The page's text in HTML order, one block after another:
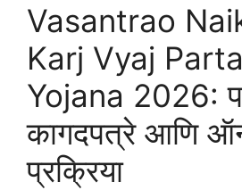
Vasantrao
Karj Vyaj
Yojana 2026:
कागदपत्रे आणि
प्रक्रिया